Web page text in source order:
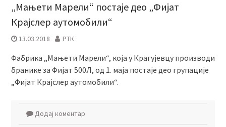
„Мањети Марели“ постаје део „Фијат
Крајслер aутомобили“
13.03.2018 РТК
Фабрика „Мањети Марели“, која у Крагујевцу производи
бранике за Фијат 500Л, од 1. маја постаје део групације
„Фијат Крајслер aутомобили“.
Додај коментар